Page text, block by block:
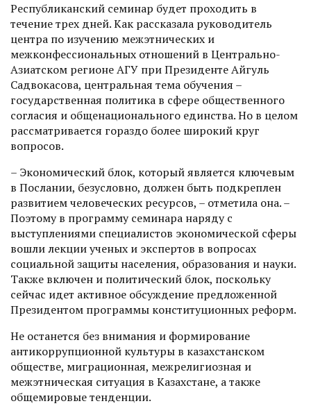
Республиканский семинар будет проходить в
течение трех дней. Как рассказала руководитель
центра по изучению межэтнических и
межконфессиональных отношений в Центрально-
Азиатском регионе АГУ при Президенте Айгуль
Садвокасова, центральная тема обучения –
государственная политика в сфере общественного
согласия и общенационального единства. Но в целом
рассматривается гораздо более широкий круг
вопросов.
– Экономический блок, который является ключевым
в Послании, безусловно, должен быть подкреплен
развитием человеческих ресурсов, – отметила она. –
Поэтому в программу семинара наряду с
выступлениями специалистов экономической сферы
вошли лекции ученых и экспертов в вопросах
социальной защиты населения, образования и науки.
Также включен и политический блок, поскольку
сейчас идет активное обсуждение предложенной
Президентом программы конституционных реформ.
Не останется без внимания и формирование
антикоррупционной культуры в казахстанском
обществе, миграционная, межрелигиозная и
межэтническая ситуация в Казахстане, а также
общемировые тенденции.